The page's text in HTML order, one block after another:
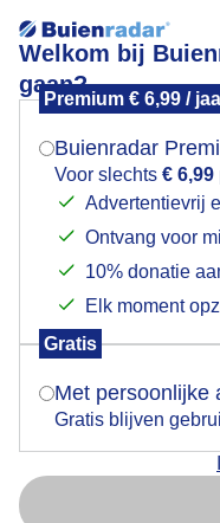
Welkom bij
gaan?
Premium € 6,99 /
Buienradar
Voor slechts € 6,99
Advertentievrij
Ontvang voor
10% donatie
Elk moment
Gratis
Met persoonlijke
Gratis blijven
Sneeuw
Mogen we je
Indien je hier nog
verschijnt er zo
Is
Nu